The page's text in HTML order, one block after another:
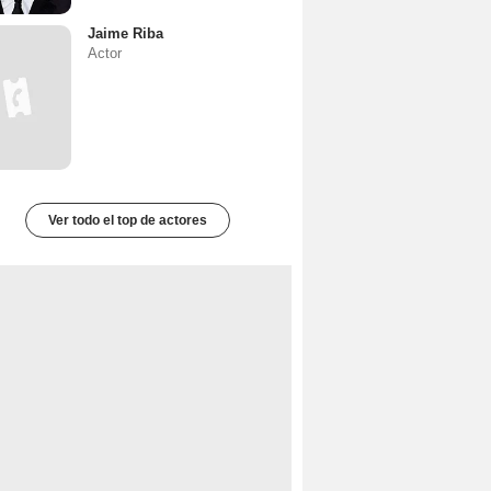
Jaime Riba
Actor
Ver todo el top de actores